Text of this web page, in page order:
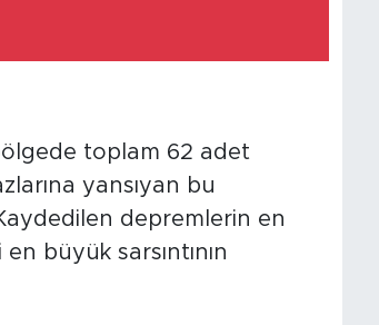
toplam 62 adet
yansıyan bu
depremlerin en
büyük sarsıntının